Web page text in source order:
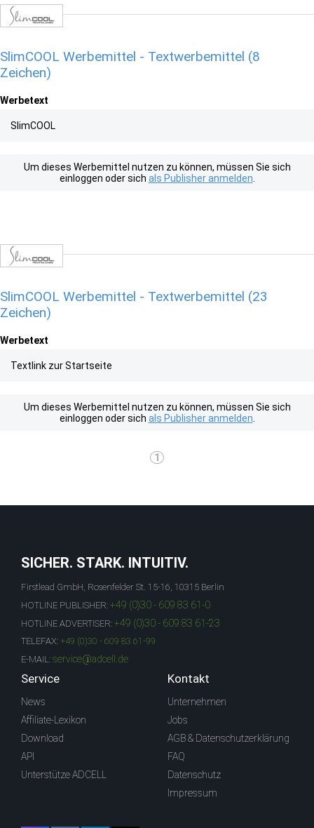
SlimCOOL Werbemittel - Textwerbemittel (8
Zeichen)
Werbetext
SlimCOOL
Um dieses Werbemittel nutzen zu können, müssen Sie sich
einloggen oder sich als Publisher anmelden
SlimCOOL Werbemittel - Textwerbemittel (23
Zeichen)
Werbetext
Textlink zur Startseite
Um dieses Werbemittel nutzen zu können, müssen Sie sich
einloggen oder sich als Publisher anmelden
1
SICHER. STARK. INTUITIV.
Firstlead GmbH, Rosenfelder St. 15-16, 10315 Berlin
HOTLINE PUBLISHER: +49 (0)30 - 609 83 61-0
HOTLINE ADVERTISER: +49 (0)30 - 609 83 61-23
TELEFAX: +49 (0)30 - 609 83 61-99
E-MAIL: service@adcell.de
Service
News
Affiliate-Lexikon
Download
API
Unterstütze ADCELL
Kontakt
Unternehmen
Jobs
AGB & Datenschutzerklärung
FAQ
Datenschutz
Impressum